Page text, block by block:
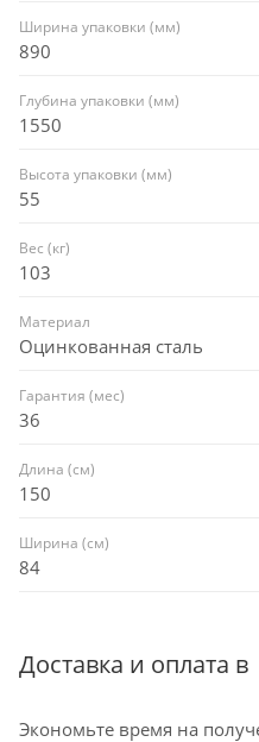
Ширина упаковки (мм)
890
Глубина упаковки (мм)
1550
Высота упаковки (мм)
55
Вес (кг)
103
Материал
Оцинкованная сталь
Гарантия (мес)
36
Длина (см)
150
Ширина (см)
84
Доставка и оплата в
Экономьте время на